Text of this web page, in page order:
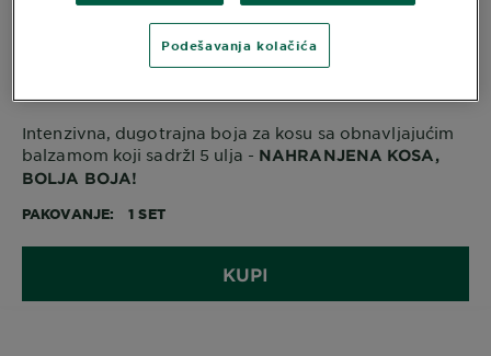
Garnier Color Naturals 5.15
Intenzivna, dugotrajna boja za kosu sa obnavljajućim
balzamom koji sadržI 5 ulja - NAHRANJENA KOSA,
BOLJA BOJA!
PAKOVANJE
1 SET
KUPI
Podešavanja kolačića